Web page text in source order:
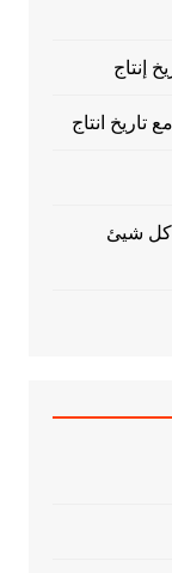
إنتاج
تاريخ انتاج
كل شيئ